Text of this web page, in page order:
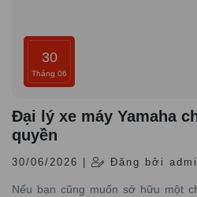
30
Tháng 06
Đại lý xe máy Yamaha
quyền
30/06/2026 | Đăng bởi
Nếu bạn cũng muốn sở hữu một